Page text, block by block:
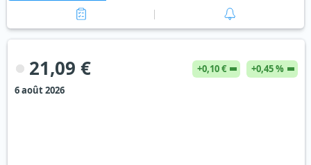
21,09 € +0,10 €
+0,45 %
6 août 2026